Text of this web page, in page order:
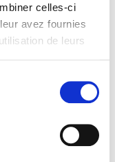
celles-ci
avez fournies
de leurs
suis heureux de
au service des
la Loire. Notre
clés de leur
transmission
institutionnels
et porteur